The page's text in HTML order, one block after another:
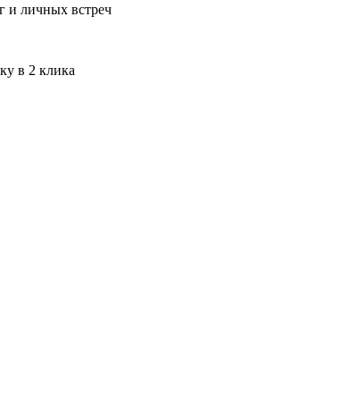
и личных встреч
в 2 клика